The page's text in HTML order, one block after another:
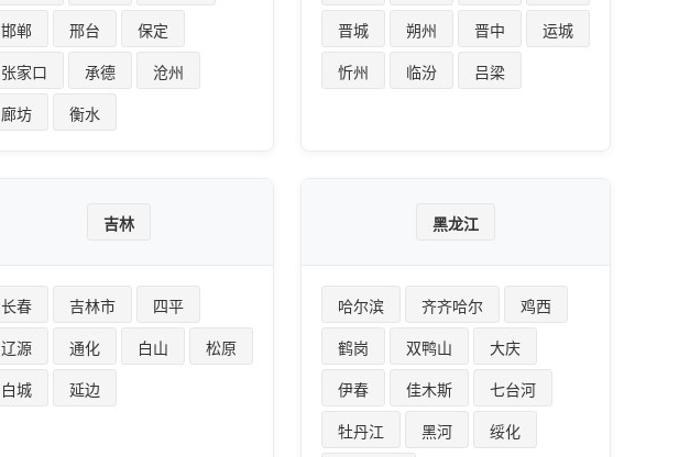
邯郸
邢台
保定
张家口
承德
沧州
廊坊
衡水
晋城
朔州 晋中
运城
忻州
临汾 吕梁
吉林
长春 吉林市
四平
辽源
通化 白山
松原
白城
延边
黑龙江
哈尔滨 齐齐哈尔
鸡西
鹤岗
双鸭山
大庆
伊春
佳木斯
七台河
牡丹江
黑河
绥化